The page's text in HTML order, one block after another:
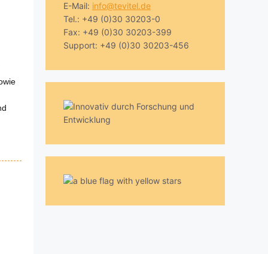
E-Mail: info@tevitel.de
Tel.: +49 (0)30 30203-0
Fax: +49 (0)30 30203-399
Support: +49 (0)30 30203-456